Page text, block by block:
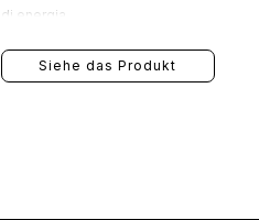
di energia.
Siehe das Produkt